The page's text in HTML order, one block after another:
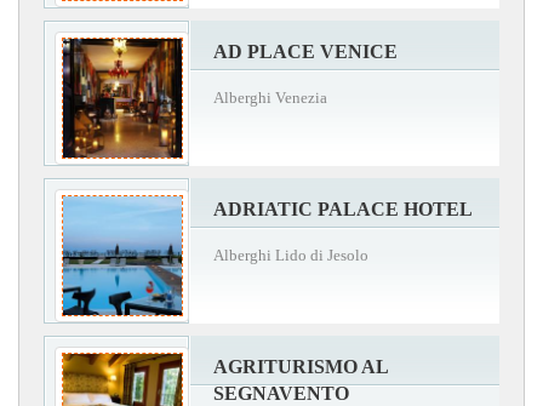
AD PLACE VENICE
Alberghi Venezia
ADRIATIC PALACE HOTEL
Alberghi Lido di Jesolo
AGRITURISMO AL
SEGNAVENTO